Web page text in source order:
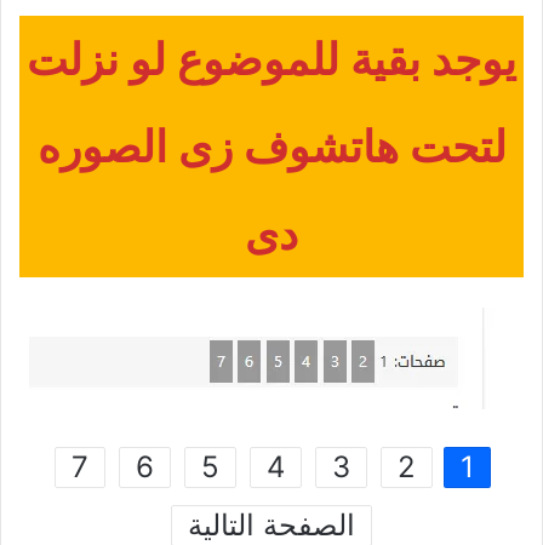
يوجد بقية للموضوع لو نزلت
لتحت هاتشوف زى الصوره
دى
1
2
3
4
5
6
7
الصفحة التالية